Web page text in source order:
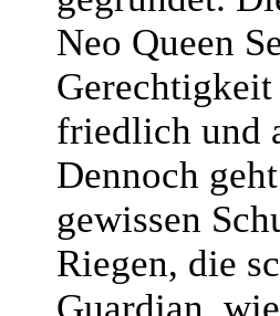
Neo Queen
friedlich und
Dennoch
gewissen
Riegen, die